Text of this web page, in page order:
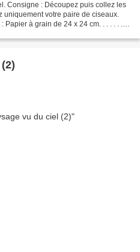
Consigne : Découpez puis collez les
uniquement votre paire de ciseaux.
à grain de 24 x 24 cm. . . . . . . . .